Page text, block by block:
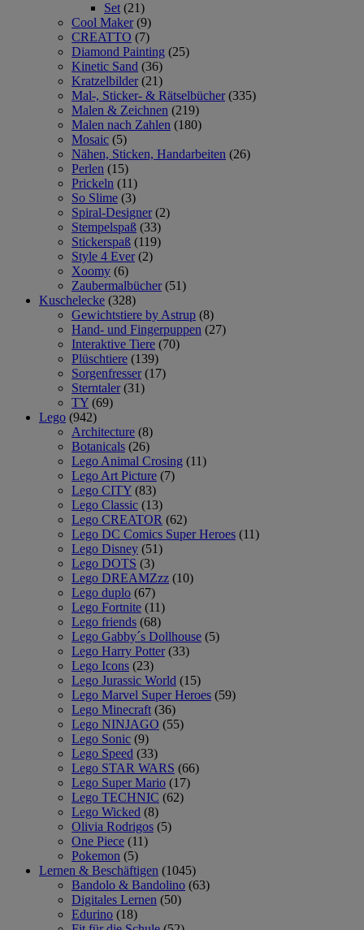
Set (21)
Cool Maker (9)
CREATTO (7)
Diamond Painting (25)
Kinetic Sand (36)
Kratzelbilder (21)
Mal-, Sticker- & Rätselbücher (335)
Malen & Zeichnen (219)
Malen nach Zahlen (180)
Mosaic (5)
Nähen, Sticken, Handarbeiten (26)
Perlen (15)
Prickeln (11)
So Slime (3)
Spiral-Designer (2)
Stempelspaß (33)
Stickerspaß (119)
Style 4 Ever (2)
Xoomy (6)
Zaubermalbücher (51)
Kuschelecke (328)
Gewichtstiere by Astrup (8)
Hand- und Fingerpuppen (27)
Interaktive Tiere (70)
Plüschtiere (139)
Sorgenfresser (17)
Sterntaler (31)
TY (69)
Lego (942)
Architecture (8)
Botanicals (26)
Lego Animal Crosing (11)
Lego Art Picture (7)
Lego CITY (83)
Lego Classic (13)
Lego CREATOR (62)
Lego DC Comics Super Heroes (11)
Lego Disney (51)
Lego DOTS (3)
Lego DREAMZzz (10)
Lego duplo (67)
Lego Fortnite (11)
Lego friends (68)
Lego Gabby´s Dollhouse (5)
Lego Harry Potter (33)
Lego Icons (23)
Lego Jurassic World (15)
Lego Marvel Super Heroes (59)
Lego Minecraft (36)
Lego NINJAGO (55)
Lego Sonic (9)
Lego Speed (33)
Lego STAR WARS (66)
Lego Super Mario (17)
Lego TECHNIC (62)
Lego Wicked (8)
Olivia Rodrigos (5)
One Piece (11)
Pokemon (5)
Lernen & Beschäftigen (1045)
Bandolo & Bandolino (63)
Digitales Lernen (50)
Edurino (18)